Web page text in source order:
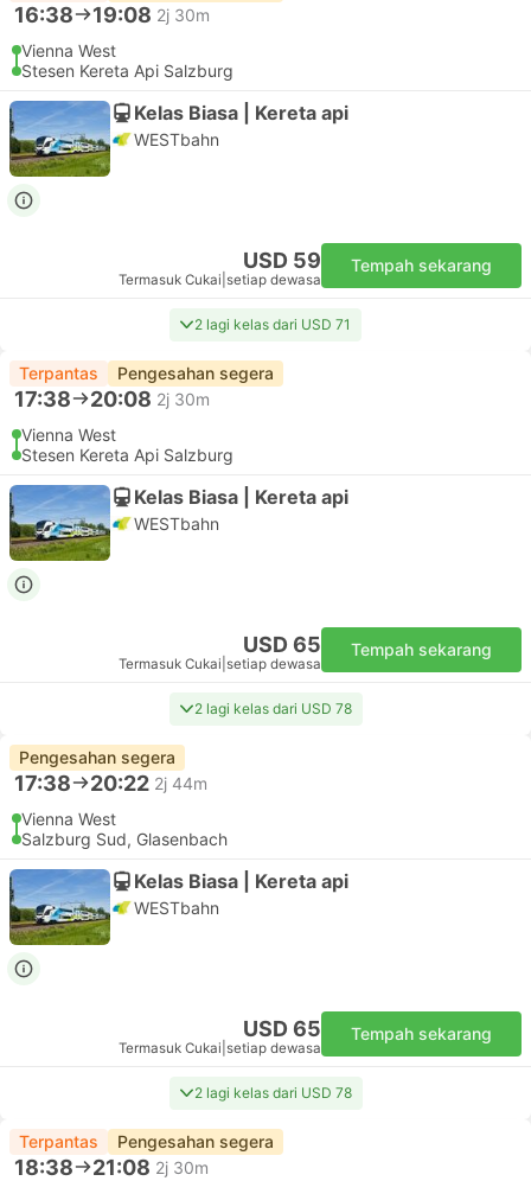
16:38 19:08 2j 30m
Vienna West
Stesen Kereta Api Salzburg
Kelas Biasa | Kereta api
WESTbahn
USD 59
Termasuk Cukai setiap dewasa
Tempah sekarang
2 lagi kelas dari USD 71
Terpantas Pengesahan segera
17:38 20:08 2j 30m
Vienna West
Stesen Kereta Api Salzburg
Kelas Biasa | Kereta api
WESTbahn
USD 65
Termasuk Cukai setiap dewasa
Tempah sekarang
2 lagi kelas dari USD 78
Pengesahan segera
17:38 20:22 2j 44m
Vienna West
Salzburg Sud, Glasenbach
Kelas Biasa | Kereta api
WESTbahn
USD 65
Termasuk Cukai setiap dewasa
Tempah sekarang
2 lagi kelas dari USD 78
Terpantas Pengesahan segera
18:38 21:08 2j 30m